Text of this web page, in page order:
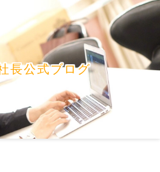
長公式ブログ